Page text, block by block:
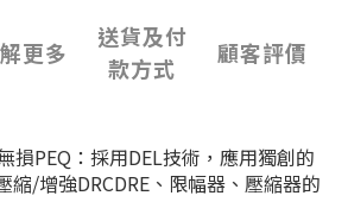
更多
送貨及付
款方式
顧客評價
損PEQ：採用DEL技術，應用獨創的
縮/增強DRCDRE、限幅器、壓縮器的